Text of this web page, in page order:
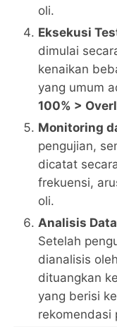
oli.
Eksekusi
dimulai
kenaikan
yang umum
100% >
Monitoring
pengujian,
dicatat
frekuensi,
oli.
Analisis
Setelah
dianalisis
dituangkan
yang berisi
rekomendasi